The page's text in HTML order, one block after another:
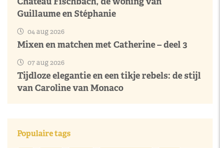
Guillaume en Stéphanie
04 aug 2026
Mixen en matchen met Catherine – deel 3
07 aug 2026
Tijdloze elegantie en een tikje rebels: de stijl
van Caroline van Monaco
Populaire tags